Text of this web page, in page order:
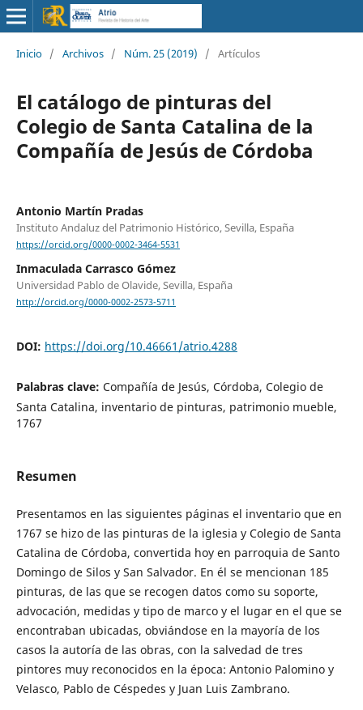
Inicio / Archivos / Núm. 25 (2019) / Artículos
El catálogo de pinturas del
Colegio de Santa Catalina de la
Compañía de Jesús de Córdoba
Antonio Martín Pradas
Instituto Andaluz del Patrimonio Histórico, Sevilla, España
https://orcid.org/0000-0002-3464-5531
Inmaculada Carrasco Gómez
Universidad Pablo de Olavide, Sevilla, España
http://orcid.org/0000-0002-2573-5711
DOI: https://doi.org/10.46661/atrio.4288
Palabras clave: Compañía de Jesús, Córdoba, Colegio de
Santa Catalina, inventario de pinturas, patrimonio mueble,
1767
Resumen
Presentamos en las siguientes páginas el inventario que en
1767 se hizo de las pinturas de la iglesia y Colegio de Santa
Catalina de Córdoba, convertida hoy en parroquia de Santo
Domingo de Silos y San Salvador. En él se mencionan 185
pinturas, de las que se recogen datos como su soporte,
advocación, medidas y tipo de marco y el lugar en el que se
encontraban ubicadas, obviándose en la mayoría de los
casos la autoría de las obras, con la salvedad de tres
pintores muy reconocidos en la época: Antonio Palomino y
Velasco, Pablo de Céspedes y Juan Luis Zambrano.